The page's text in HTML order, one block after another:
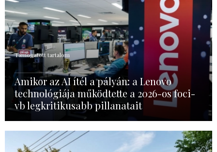
Támogatott tartalom
Amikor az AI ítél a pályán: a Lenovo
technológiája működtette a 2026-os foci-
vb legkritikusabb pillanatait